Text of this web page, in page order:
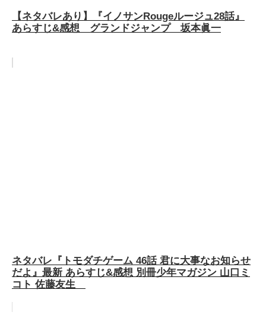
【ネタバレあり】『イノサンRougeルージュ28話』
あらすじ&感想 グランドジャンプ 坂本眞一
ネタバレ『トモダチゲーム 46話 君に大事なお知らせ
だよ』最新 あらすじ&感想 別冊少年マガジン 山口ミ
コト 佐藤友生